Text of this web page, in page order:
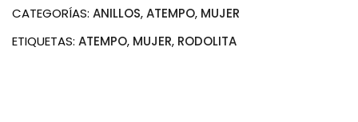
CATEGORÍAS: ANILLOS,ATEMPO, MUJER
ETIQUETAS: ATEMPO, MUJER, RODOLITA